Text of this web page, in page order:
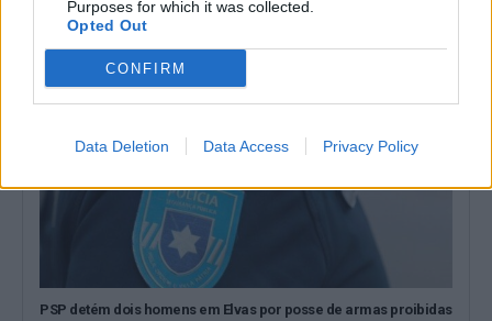
Purposes for which it was collected.
Opted Out
CONFIRM
Data Deletion Data Access Privacy Policy
PSP detém dois homens em Elvas por posse de armas proibidas